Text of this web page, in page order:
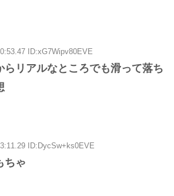
ID:xG7Wipv80EVE
らリアルなところでも滑って落ち
ID:DycSw+ks0EVE
ちゃ